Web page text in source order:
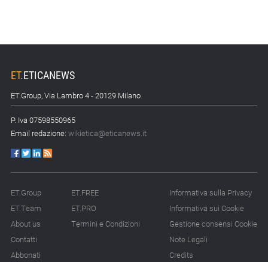
ET.ETICANEWS
ET.Group, Via Lambro 4 - 20129 Milano
P. Iva 07598550965
Email redazione: wikietica@eticanews.it
ET.Group
ET.Team
About us
Contatti
Abbonati
ET.FREE
ET.PRO
Termini e Condizioni
Informativa sulla Privacy
Informativa sui Cookie
Gestione consensi Cookie
Note Legali
Credits